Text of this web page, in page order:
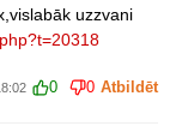
uzzvani
0 0 Atbildēt